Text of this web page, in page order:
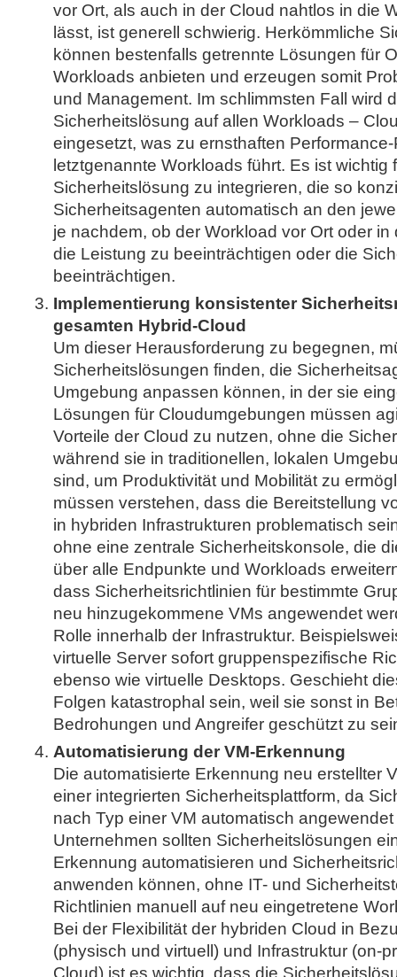
vor Ort, als auch in der Cloud nahtlos in die
lässt, ist generell schwierig. Herkömmliche
können bestenfalls getrennte Lösungen für
Workloads anbieten und erzeugen somit
und Management. Im schlimmsten Fall wird
Sicherheitslösung auf allen Workloads –
eingesetzt, was zu ernsthaften
letztgenannte Workloads führt. Es ist wichtig
Sicherheitslösung zu integrieren, die so
Sicherheitsagenten automatisch an den
je nachdem, ob der Workload vor Ort oder
die Leistung zu beeinträchtigen oder die
beeinträchtigen.
Implementierung konsistenter
gesamten Hybrid-Cloud
Um dieser Herausforderung zu begegnen,
Sicherheitslösungen finden, die
Umgebung anpassen können, in der sie
Lösungen für Cloudumgebungen müssen
Vorteile der Cloud zu nutzen, ohne die
während sie in traditionellen, lokalen
sind, um Produktivität und Mobilität zu
müssen verstehen, dass die Bereitstellung
in hybriden Infrastrukturen problematisch
ohne eine zentrale Sicherheitskonsole, die
über alle Endpunkte und Workloads
dass Sicherheitsrichtlinien für bestimmte
neu hinzugekommene VMs angewendet
Rolle innerhalb der Infrastruktur.
virtuelle Server sofort gruppenspezifische
ebenso wie virtuelle Desktops. Geschieht
Folgen katastrophal sein, weil sie sonst in
Bedrohungen und Angreifer geschützt zu
Automatisierung der VM-Erkennung
Die automatisierte Erkennung neu erstellter
einer integrierten Sicherheitsplattform, da
nach Typ einer VM automatisch
Unternehmen sollten Sicherheitslösungen
Erkennung automatisieren und
anwenden können, ohne IT- und
Richtlinien manuell auf neu eingetretene
Bei der Flexibilität der hybriden Cloud in
(physisch und virtuell) und Infrastruktur (on-
Cloud) ist es wichtig, dass die